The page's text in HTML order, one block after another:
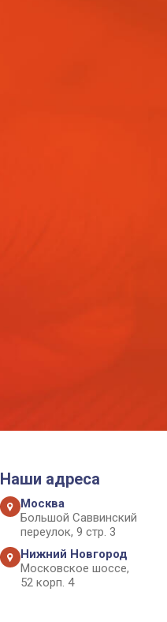
Наши адреса
Москва
Большой Саввинский
переулок, 9 стр. 3
Нижний Новгород
Московское шоссе,
52 корп. 4